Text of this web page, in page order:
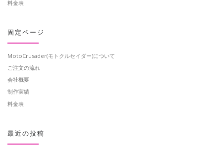
料金表
固定ページ
MotoCrusader(モトクルセイダー)について
ご注文の流れ
会社概要
制作実績
料金表
最近の投稿